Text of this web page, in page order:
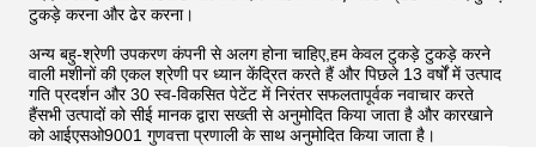
टुकड़े करना और ढेर करना।
अन्य बहु-श्रेणी उपकरण कंपनी से अलग होना चाहिए,हम केवल टुकड़े टुकड़े करने
वाली मशीनों की एकल श्रेणी पर ध्यान केंद्रित करते हैं और पिछले 13 वर्षों में उत्पाद
गति प्रदर्शन और 30 स्व-विकसित पेटेंट में निरंतर सफलतापूर्वक नवाचार करते
हैंसभी उत्पादों को सीई मानक द्वारा सख्ती से अनुमोदित किया जाता है और कारखाने
को आईएसओ9001 गुणवत्ता प्रणाली के साथ अनुमोदित किया जाता है।